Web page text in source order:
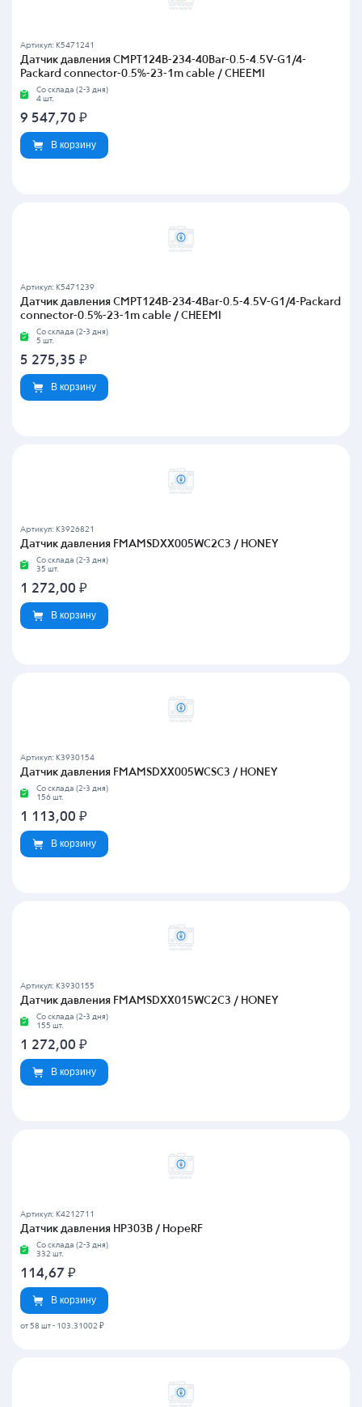
Артикул: K5471241
Датчик давления CMPT124B-234-40Bar-0.5-4.5V-G1/4-
Packard connector-0.5%-23-1m cable / CHEEMI
Со склада (2-3 дня)
4 шт.
9 547,70 ₽
В корзину
Артикул: K5471239
Датчик давления CMPT124B-234-4Bar-0.5-4.5V-G1/4-Packard
connector-0.5%-23-1m cable / CHEEMI
Со склада (2-3 дня)
5 шт.
5 275,35 ₽
В корзину
Артикул: K3926821
Датчик давления FMAMSDXX005WC2C3 / HONEY
Со склада (2-3 дня)
35 шт.
1 272,00 ₽
В корзину
Артикул: K3930154
Датчик давления FMAMSDXX005WCSC3 / HONEY
Со склада (2-3 дня)
156 шт.
1 113,00 ₽
В корзину
Артикул: K3930155
Датчик давления FMAMSDXX015WC2C3 / HONEY
Со склада (2-3 дня)
155 шт.
1 272,00 ₽
В корзину
Артикул: K4212711
Датчик давления HP303B / HopeRF
Со склада (2-3 дня)
332 шт.
114,67 ₽
В корзину
от 58 шт - 103.31002 ₽